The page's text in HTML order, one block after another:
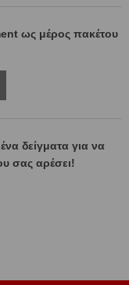
ως μέρος πακέτου
δείγματα για να
σας αρέσει!